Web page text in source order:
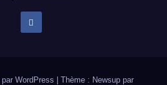
WordPress |Thème : Newsup par